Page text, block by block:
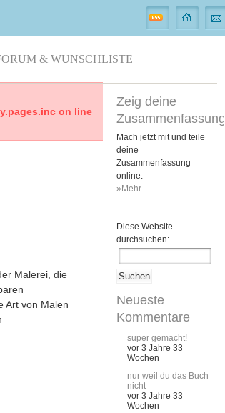
& WUNSCHLISTE
on line
Malerei, die
Art von Malen
Zeig deine
Zusammenfassung
Mach jetzt mit und teile
deine
Zusammenfassung
online.
»Mehr
Diese Website
durchsuchen:
Neueste
Kommentare
super gemacht!
vor 3 Jahre 33
Wochen
nur weil du das Buch
nicht
vor 3 Jahre 33
Wochen